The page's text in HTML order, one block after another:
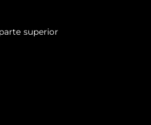
superior